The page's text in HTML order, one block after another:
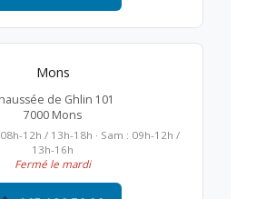
Mons
de Ghlin 101
7000 Mons
12h / 13h-18h · Sam : 09h-12h /
13h-16h
Fermé le mardi